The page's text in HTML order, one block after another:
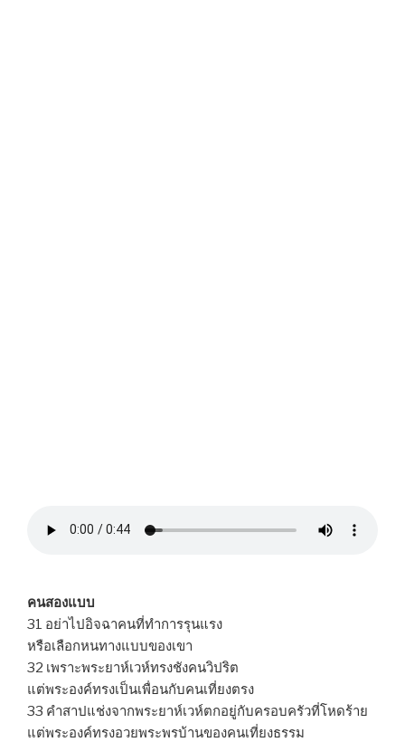
คนสองแบบ
31 อย่าไปอิจฉาคนที่ทำการรุนแรง
หรือเลือกหนทางแบบของเขา
32 เพราะพระยาห์เวห์ทรงชังคนวิปริต
แต่พระองค์ทรงเป็นเพื่อนกับคนเที่ยงตรง
33 คำสาปแช่งจากพระยาห์เวห์ตกอยู่กับครอบครัวที่โหดร้าย
แต่พระองค์ทรงอวยพระพรบ้านของคนเที่ยงธรรม